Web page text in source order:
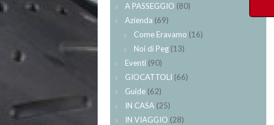
A PASSEGGIO (80)
Azienda (69)
Come Eravamo (16)
Noi di Peg (13)
Eventi (90)
GIOCATTOLI (66)
Guide (62)
IN CASA (25)
IN VIAGGIO (28)